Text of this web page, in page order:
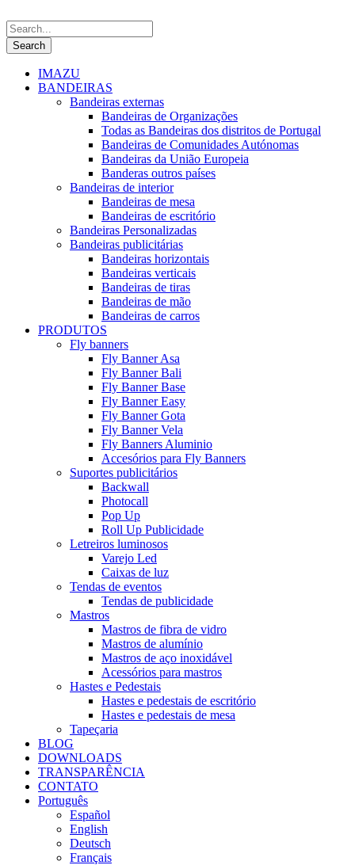
IMAZU
BANDEIRAS
Bandeiras externas
Bandeiras de Organizações
Todas as Bandeiras dos distritos de Portugal
Bandeiras de Comunidades Autónomas
Bandeiras da União Europeia
Banderas outros países
Bandeiras de interior
Bandeiras de mesa
Bandeiras de escritório
Bandeiras Personalizadas
Bandeiras publicitárias
Bandeiras horizontais
Bandeiras verticais
Bandeiras de tiras
Bandeiras de mão
Bandeiras de carros
PRODUTOS
Fly banners
Fly Banner Asa
Fly Banner Bali
Fly Banner Base
Fly Banner Easy
Fly Banner Gota
Fly Banner Vela
Fly Banners Aluminio
Accesórios para Fly Banners
Suportes publicitários
Backwall
Photocall
Pop Up
Roll Up Publicidade
Letreiros luminosos
Varejo Led
Caixas de luz
Tendas de eventos
Tendas de publicidade
Mastros
Mastros de fibra de vidro
Mastros de alumínio
Mastros de aço inoxidável
Acessórios para mastros
Hastes e Pedestais
Hastes e pedestais de escritório
Hastes e pedestais de mesa
Tapeçaria
BLOG
DOWNLOADS
TRANSPARÊNCIA
CONTATO
Português
Español
English
Deutsch
Français